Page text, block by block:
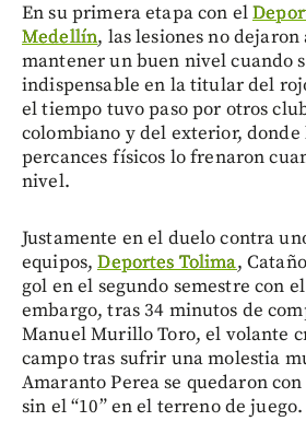
En su primera etapa con el
Medellín, las lesiones no
mantener un buen nivel cuando
indispensable en la titular del
el tiempo tuvo paso por otros
colombiano y del exterior, donde
percances físicos lo frenaron
nivel.
Justamente en el duelo contra
equipos,Deportes Tolima,
gol en el segundo semestre con
embargo, tras 34 minutos de
Manuel Murillo Toro, el volante
campo tras sufrir una molestia
Amaranto Perea se quedaron
sin el “10” en el terreno de juego.